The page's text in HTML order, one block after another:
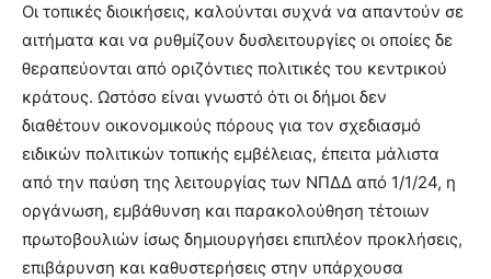
Οι τοπικές διοικήσεις, καλούνται συχνά να απαντούν σε
αιτήματα και να ρυθμίζουν δυσλειτουργίες οι οποίες δε
θεραπεύονται από οριζόντιες πολιτικές του κεντρικού
κράτους. Ωστόσο είναι γνωστό ότι οι δήμοι δεν
διαθέτουν οικονομικούς πόρους για τον σχεδιασμό
ειδικών πολιτικών τοπικής εμβέλειας, έπειτα μάλιστα
από την παύση της λειτουργίας των ΝΠΔΔ από 1/1/24, η
οργάνωση, εμβάθυνση και παρακολούθηση τέτοιων
πρωτοβουλιών ίσως δημιουργήσει επιπλέον προκλήσεις,
επιβάρυνση και καθυστερήσεις στην υπάρχουσα